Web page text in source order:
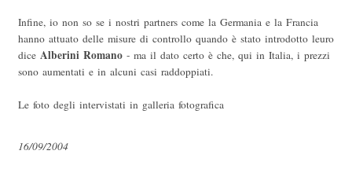
Infine, io non so se i nostri partners come la Germania e la Francia
hanno attuato delle misure di controllo quando è stato introdotto leuro 
dice Alberini Romano - ma il dato certo è che, qui in Italia, i prezzi
sono aumentati e in alcuni casi raddoppiati.
Le foto degli intervistati in galleria fotografica
16/09/2004